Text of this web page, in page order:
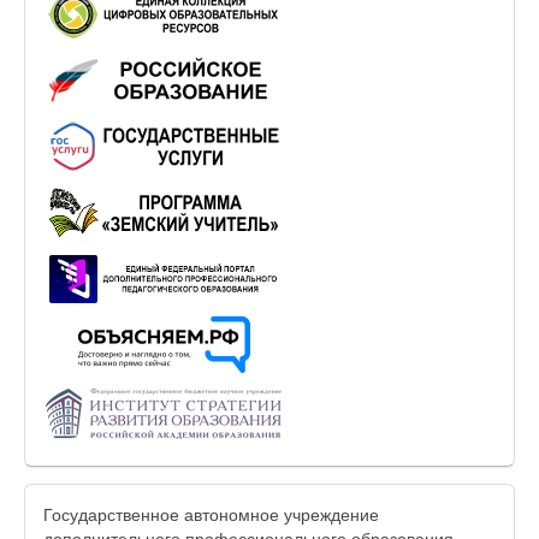
Государственное автономное учреждение